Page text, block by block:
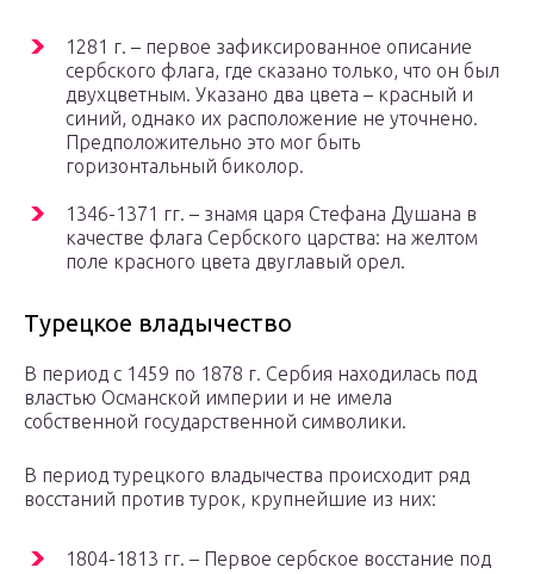
1281 г. – первое зафиксированное описание
сербского флага, где сказано только, что он был
двухцветным. Указано два цвета – красный и
синий, однако их расположение не уточнено.
Предположительно это мог быть
горизонтальный биколор.
1346-1371 гг. – знамя царя Стефана Душана в
качестве флага Сербского царства: на желтом
поле красного цвета двуглавый орел.
Турецкое владычество
В период с 1459 по 1878 г. Сербия находилась под
властью Османской империи и не имела
собственной государственной символики.
В период турецкого владычества происходит ряд
восстаний против турок, крупнейшие из них:
1804-1813 гг. – Первое сербское восстание под